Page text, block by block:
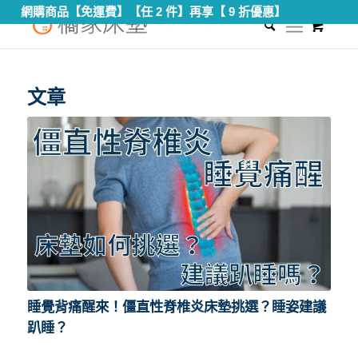
網購商品【免運費】【任 2 件】再享【 9 折優惠】
您現在的位置： 首頁 /僵直性脊椎炎正睡
文章
睡覺背痛醒來！僵直性脊椎炎床墊挑選？睡姿建議
趴睡？